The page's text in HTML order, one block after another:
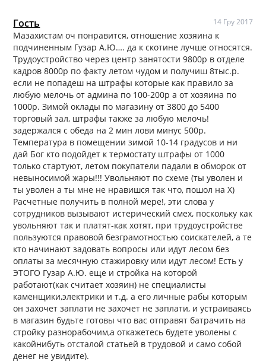
Гость 14 Гру 2017
Мазахистам оч понравится, отношение хозяина к
подчиненным Гузар А.Ю…. да к скотине лучше относятся.
Трудоустройство через центр занятости 9800р в отделе
кадров 8000р по факту летом чудом и получиш 8тыс.р.
если не попадеш на штрафы которые как правило за
любую мелочь от админа по 100-200р а от хозяина по
1000р. Зимой оклады по магазину от 3800 до 5400
торговый зал, штрафы также за любую мелочь!
задержался с обеда на 2 мин лови минус 500р.
Температура в помещении зимой 10-14 градусов и ни
дай Бог кто подойдет к термостату штрафы от 1000
только стартуют, летом покупатели падали в обморок от
невыносимой жары!!! Увольняют по схеме (ты уволен и
ты уволен а ты мне не нравишся так что, пошол на Х)
Расчетные получить в полной мере!, эти слова у
сотрудников вызывают истерический смех, поскольку как
увольняют так и платят-как хотят, при трудоустройстве
пользуются правовой безграмотностью соискателей, а те
кто начинают задовать вопросы или идут лесом без
оплаты за месячную стажировку или идут лесом! Есть у
ЭТОГО Гузар А.Ю. еще и стройка на которой
работают(как считает хозяин) не специалисты
каменщики,электрики и т.д. а его личные рабы которым
он захочет заплати не захочет не заплати, и устраиваясь
в магазин будьте готовы что вас отправят батрачить на
стройку разнорабочим,а откажетесь будете уволены с
какойнибуть отсталой статьей в трудовой и само собой
денег не увидите).